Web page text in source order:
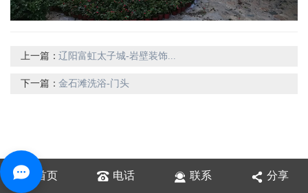
上一篇：辽阳富虹太子城-岩壁装饰...
下一篇：金石滩洗浴-门头
首页 电话 联系 分享